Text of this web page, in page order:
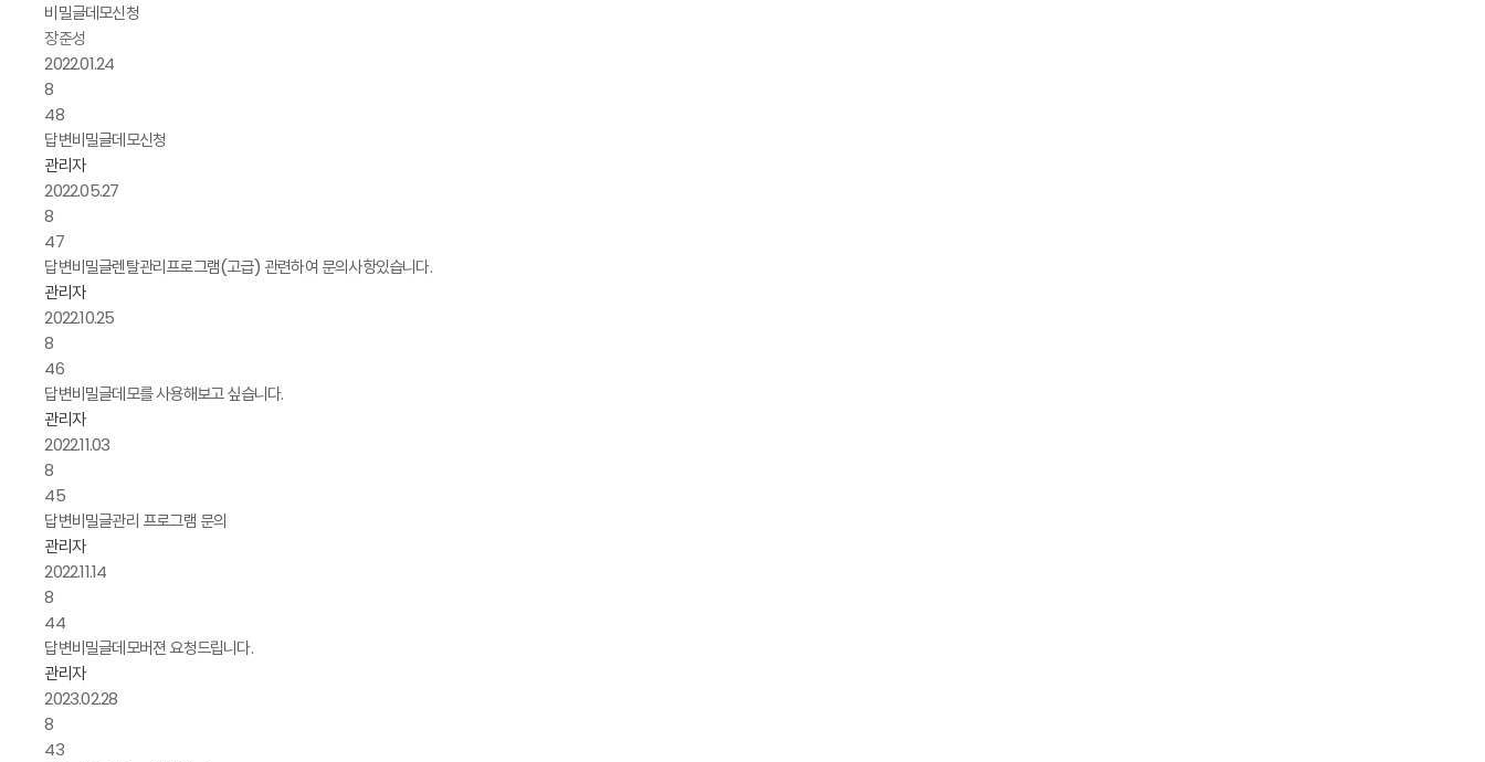
비밀글데모신청
장준성
2022.01.24
8
48
답변비밀글데모신청
관리자
2022.05.27
8
47
답변비밀글렌탈관리프로그램(고급) 관련하여 문의사항있습니다.
관리자
2022.10.25
8
46
답변비밀글데모를 사용해보고 싶습니다.
관리자
2022.11.03
8
45
답변비밀글관리 프로그램 문의
관리자
2022.11.14
8
44
답변비밀글데모버젼 요청드립니다.
관리자
2023.02.28
8
43